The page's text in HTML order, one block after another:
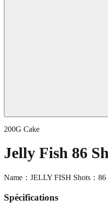
200G Cake
Jelly Fish 86
Name：JELLY FISH Shots：
Spécifications